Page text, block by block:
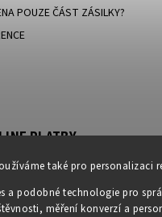
také pro personalizaci
a podobné technologie pro
měření konverzí a
POUZE ČÁST ZÁSILKY?
PLATBY